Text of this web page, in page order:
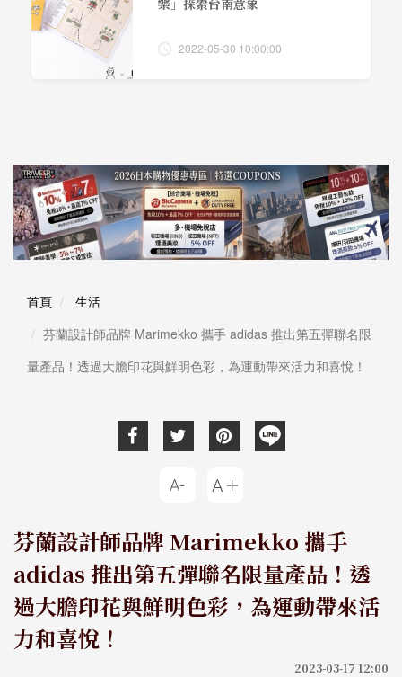
2022-05-30 10:00:00
首頁
生活
芬蘭設計師品牌 Marimekko 攜手 adidas 推出第五彈聯名限
量產品！透過大膽印花與鮮明色彩，為運動帶來活力和喜悅！
芬蘭設計師品牌 Marimekko 攜手
adidas 推出第五彈聯名限量產品！透
過大膽印花與鮮明色彩，為運動帶來活
力和喜悅！
2023-03-17 12:00